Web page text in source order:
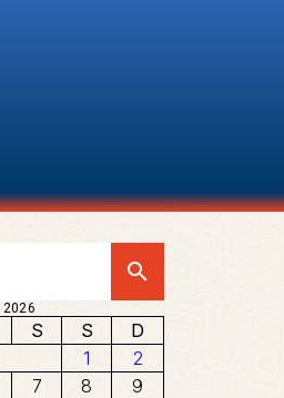
search
2026
S S
D
1
2
7 8
9